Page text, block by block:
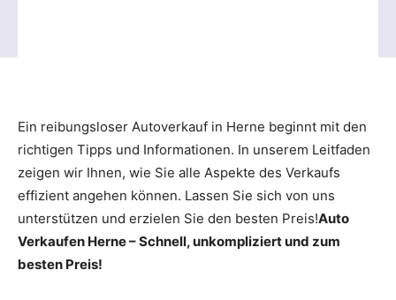
Ein reibungsloser Autoverkauf in Herne beginnt mit den
richtigen Tipps und Informationen. In unserem Leitfaden
zeigen wir Ihnen, wie Sie alle Aspekte des Verkaufs
effizient angehen können. Lassen Sie sich von uns
unterstützen und erzielen Sie den besten Preis!Auto
Verkaufen Herne – Schnell, unkompliziert und zum
besten Preis!